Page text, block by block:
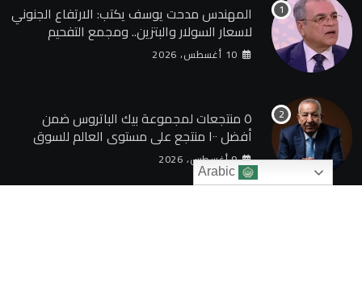
المهندس مدحت يوسف يكتب: الارتفاع الجنوني
لاسعار السولار والبتزين.. ومجمع التفحيم
للمازوت بشركة السويس
10 أغسطس، 2026
٥ منتجعات لمجموعة بيك الباتروس ضمن
أفضل ١٠٠ منتجع على مستوى العالم للسوق
الروسى
9 أغسطس، 2026